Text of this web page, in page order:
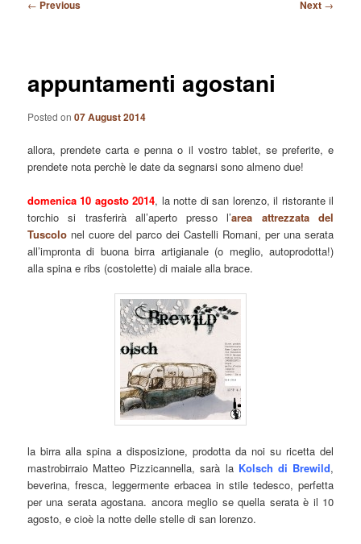
← Previous Next →
appuntamenti agostani
Posted on07 August 2014
allora, prendete carta e penna o il vostro tablet, se preferite, e
prendete nota perchè le date da segnarsi sono almeno due!
domenica 10 agosto 2014, la notte di san lorenzo, il ristorante il
torchio si trasferirà all’aperto presso l’area attrezzata del
Tuscolo nel cuore del parco dei Castelli Romani, per una serata
all’impronta di buona birra artigianale (o meglio, autoprodotta!)
alla spina e ribs (costolette) di maiale alla brace.
la birra alla spina a disposizione, prodotta da noi su ricetta del
mastrobirraio Matteo Pizzicannella, sarà la Kolsch di Brewild,
beverina, fresca, leggermente erbacea in stile tedesco, perfetta
per una serata agostana. ancora meglio se quella serata è il 10
agosto, e cioè la notte delle stelle di san lorenzo.